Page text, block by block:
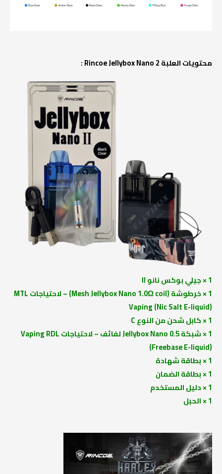
محتويات العلبة Rincoe Jellybox Nano 2 :
1 × جيلي بوكس نانو II
1 × خرطوشة (Mesh Jellybox Nano 1.0Ω coil) – لاحتياجات MTL
Vaping (Nic Salt E-liquid)
1 × كابل شحن من النوع C
1 × شبكة Jellybox Nano 0.5 لفائف – لاحتياجات Vaping RDL
(Freebase E-liquid)
1 × بطاقة شهادة
1 × بطاقة الضمان
1 × دليل المستخدم
1 × الحبل